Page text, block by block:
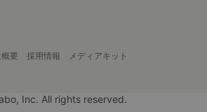
要 採用情報 メディアキット
Inc. All rights reserved.